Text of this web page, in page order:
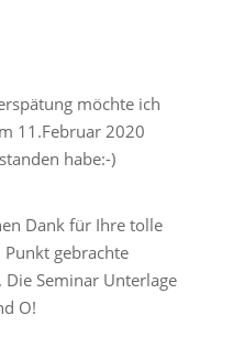
möchte ich
11.Februar 2020
habe:-)
Dank für Ihre tolle
gebrachte
Seminar Unterlage
O!